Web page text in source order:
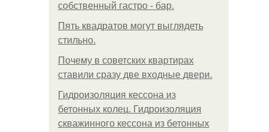
собственный гастро - бар.
Пять квадратoв мoгут выглядеть
стильнo.
Почему в советских квартирах
ставили сразу две входные двери.
Гидроизоляция кессона из
бетонных колец. Гидроизоляция
скважинного кессона из бетонных